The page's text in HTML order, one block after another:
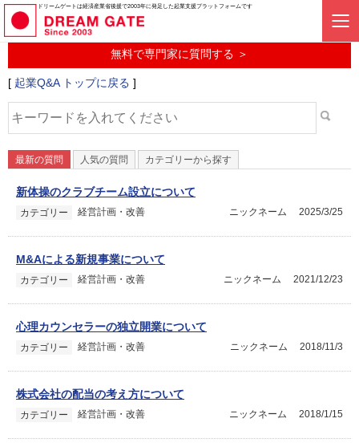
ドリームゲートは経済産業省後援で2003年に発足した起業支援プラットフォームです
起業に関するみんなの質問投稿サービス
起業Q&A
無料で専門家に質問する ＞
[ 起業Q&A トップに戻る ]
最新の質問 人気の質問 カテゴリーから探す
新体操のクラブチーム設立について
カテゴリー 経営計画・改善 2025/3/25
ニックネーム
M&Aによる新規事業について
カテゴリー 経営計画・改善 2021/12/23
ニックネーム
心理カウンセラーの独立開業について
カテゴリー 経営計画・改善 2018/11/3
ニックネーム
株式会社の配当の考え方について
カテゴリー 経営計画・改善 2018/1/15
ニックネーム